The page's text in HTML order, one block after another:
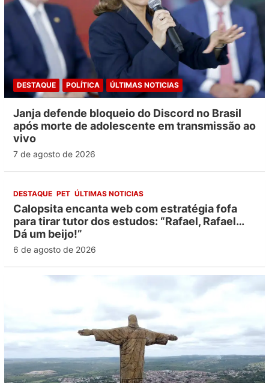
DESTAQUE POLÍTICA ÚLTIMAS NOTICIAS
Janja defende bloqueio do Discord no Brasil
após morte de adolescente em transmissão ao
vivo
7 de agosto de 2026
DESTAQUE PET ÚLTIMAS NOTICIAS
Calopsita encanta web com estratégia fofa
para tirar tutor dos estudos: “Rafael, Rafael…
Dá um beijo!”
6 de agosto de 2026